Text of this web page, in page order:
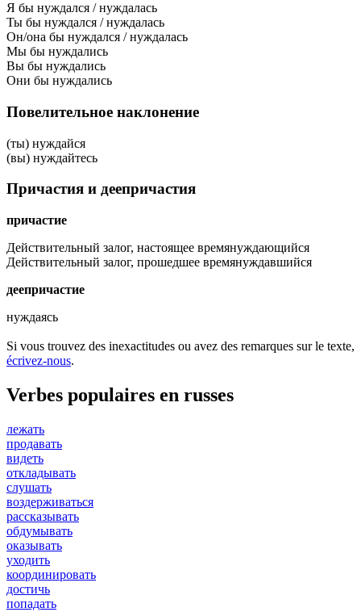
Я бы нуждался / нуждалась
Ты бы нуждался / нуждалась
Он/она бы нуждался / нуждалась
Мы бы нуждались
Вы бы нуждались
Они бы нуждались
Повелительное наклонение
(ты) нуждайся
(вы) нуждайтесь
Причастия и деепричастия
причастие
Действительный залог, настоящее времянуждающийся
Действительный залог, прошедшее времянуждавшийся
деепричастие
нуждаясь
Si vous trouvez des inexactitudes ou avez des remarques sur le texte,
écrivez-nous.
Verbes populaires en russes
лежать
продавать
видеть
откладывать
слушать
воздерживаться
рассказывать
обдумывать
оказывать
уходить
координировать
достичь
попадать